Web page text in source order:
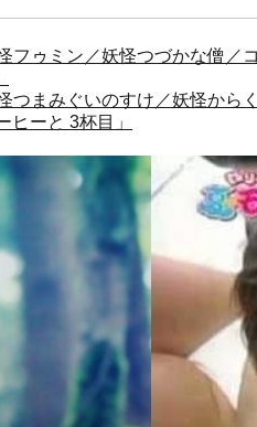
フゥミン／妖怪つづかな僧／
つまみぐいのすけ／妖怪から
ヒーと 3杯目」